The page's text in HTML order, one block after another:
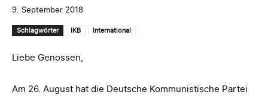
9. September 2018
Schlagwörter IKB International
Liebe Genossen,
Am 26. August hat die Deutsche Kommunistische Partei